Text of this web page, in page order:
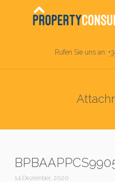
Rufen Sie uns an:
14 Dezember, 2020